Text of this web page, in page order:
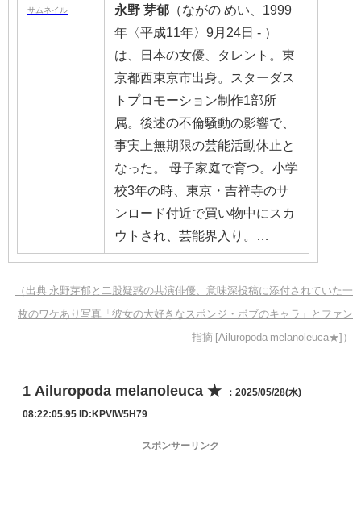
永野 芽郁 （ながの めい、1999
年〈平成11年〉9月24日 - ）
は、日本の女優、タレント。東
京都西東京市出身。スターダス
トプロモーション制作1部所
属。後述の不倫騒動の影響で、
事実上無期限の芸能活動休止と
なった。 母子家庭で育つ。小学
校3年の時、東京・吉祥寺のサ
ンロード付近で買い物中にスカ
ウトされ、芸能界入り。…
（出典 永野芽郁と二股疑惑の共演俳優、意味深投稿に添付されていた一
枚のワケあり写真「彼女の大好きなスポンジ・ボブのキャラ」とファン
指摘 [Ailuropoda melanoleuca★]）
1 Ailuropoda melanoleuca ★ ：2025/05/28(水)
08:22:05.95 ID:KPVIW5H79
スポンサーリンク